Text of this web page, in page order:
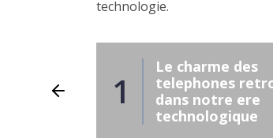
technologie.
retro
1
Le charme des
telephones
dans notre ere
technologique